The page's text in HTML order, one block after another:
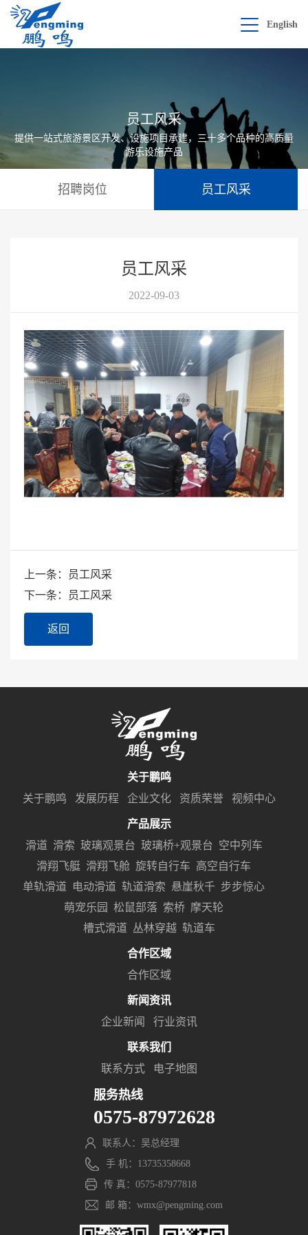
English
员工风采
提供一站式旅游景区开发、设施项目承建，三十多个品种的高质量
游乐设施产品
招聘岗位 员工风采
员工风采
2022-09-03
上一条：员工风采
下一条：员工风采
返回
关于鹏鸣
关于鹏鸣
发展历程 企业文化 资质荣誉 视频中心
产品展示
滑道 滑索 玻璃观景台 玻璃桥+观景台 空中列车
滑翔飞艇 滑翔飞舱 旋转自行车 高空自行车
单轨滑道
电动滑道 轨道滑索 悬崖秋千 步步惊心
萌宠乐园
松鼠部落 索桥 摩天轮
槽式滑道 丛林穿越 轨道车
合作区域
合作区域
新闻资讯
企业新闻
行业资讯
联系我们
联系方式
电子地图
服务热线
0575-87972628
联系人：吴总经理
手 机：13735358668
传 真：0575-87977818
邮 箱：wmx@pengming.com